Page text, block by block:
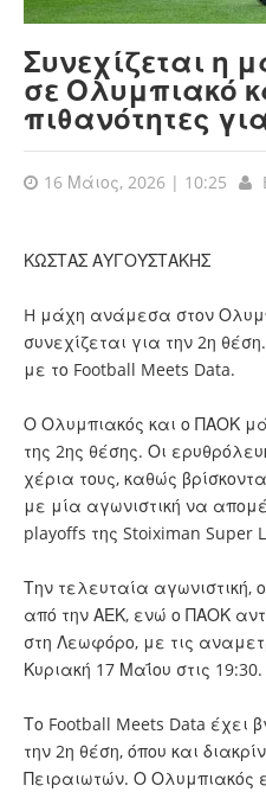
Συνεχίζεται η
σε Ολυμπιακό
πιθανότητες
16 Μάιος, 2026 | 10:25
ΚΩΣΤΑΣ ΑΥΓΟΥΣΤΑΚΗΣ
H μάχη ανάμεσα στον
συνεχίζεται για την 2η
με το Football Meets Data.
Ο Ολυμπιακός και ο ΠΑΟΚ
της 2ης θέσης. Οι
χέρια τους, καθώς
με μία αγωνιστική να
playoffs της Stoiximan Super
Την τελευταία αγωνιστική,
από την ΑΕΚ, ενώ ο ΠΑΟΚ
στη Λεωφόρο, με τις
Κυριακή 17 Μαΐου στις 19:30.
Το Football Meets Data έχει
την 2η θέση, όπου και
Πειραιωτών. Ο Ολυμπιακός